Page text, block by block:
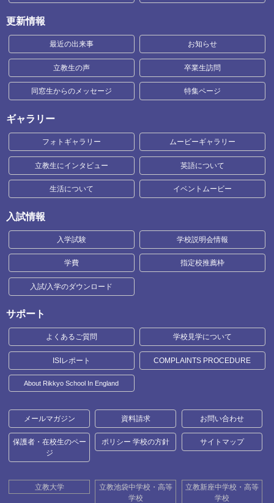
更新情報
最近の出来事 お知らせ
立教生の声 卒業生訪問
同窓生からのメッセージ 特集ページ
ギャラリー
フォトギャラリー ムービーギャラリー
立教生にインタビュー 英語について
生活について イベントムービー
入試情報
入学試験 学校説明会情報
学費 指定校推薦枠
入試/入学のダウンロード
サポート
よくあるご質問 学校見学について
ISIレポート COMPLAINTS PROCEDURE
About Rikkyo School In England
メールマガジン 資料請求 お問い合わせ
保護者・在校生のペー
ジ
ポリシー 学校の方針 サイトマップ
立教大学
立教池袋中学校・高等
学校
立教新座中学校・高等
学校